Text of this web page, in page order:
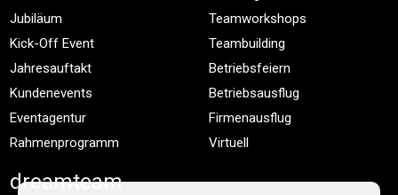
Jubiläum
Kick-Off Event
Jahresauftakt
Kundenevents
Eventagentur
Rahmenprogramm
Teamworkshops
Teambuilding
Betriebsfeiern
Betriebsausflug
Firmenausflug
Virtuell
dreamteam